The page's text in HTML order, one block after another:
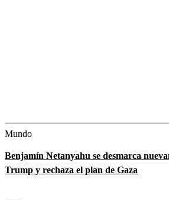
Mundo
Benjamín Netanyahu se desmarca
Trump y rechaza el plan de Gaza